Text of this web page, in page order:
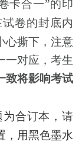
卡合一”的印
卷的封底内
心撕下，注意
对应， 考生
致将影响考试
合订本，请
，用黑色墨水